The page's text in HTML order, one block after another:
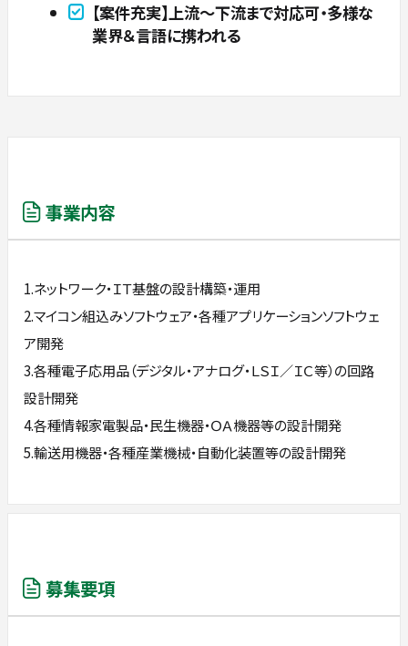
【案件充実】上流～下流まで対応可・多様な
業界＆言語に携われる
事業内容
1.ネットワーク・ＩＴ基盤の設計構築・運用
2.マイコン組込みソフトウェア・各種アプリケーションソフトウェ
ア開発
3.各種電子応用品（デジタル・アナログ・ＬＳＩ／ＩＣ等）の回路
設計開発
4.各種情報家電製品・民生機器・ＯＡ機器等の設計開発
5.輸送用機器・各種産業機械・自動化装置等の設計開発
募集要項